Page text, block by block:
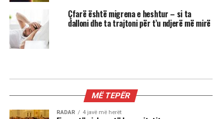
Çfarë është migrena e heshtur – si ta
dalloni dhe ta trajtoni për t’u ndjerë më mirë